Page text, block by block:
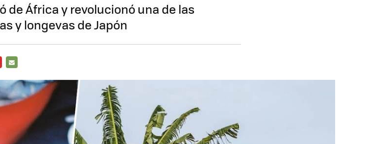
de África y revolucionó una de las
y longevas de Japón
MAIL